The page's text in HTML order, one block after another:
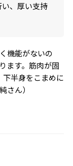
、厚い支持
機能がないの
ます。筋肉が固
半身をこまめに
さん）